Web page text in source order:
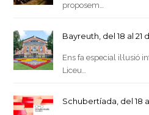
proposem…
Bayreuth, del 18 al 21
Ens fa especial il·lusió
Liceu…
Schubertíada, del 18